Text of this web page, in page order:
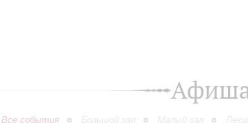
Все события Большой зал Малый зал